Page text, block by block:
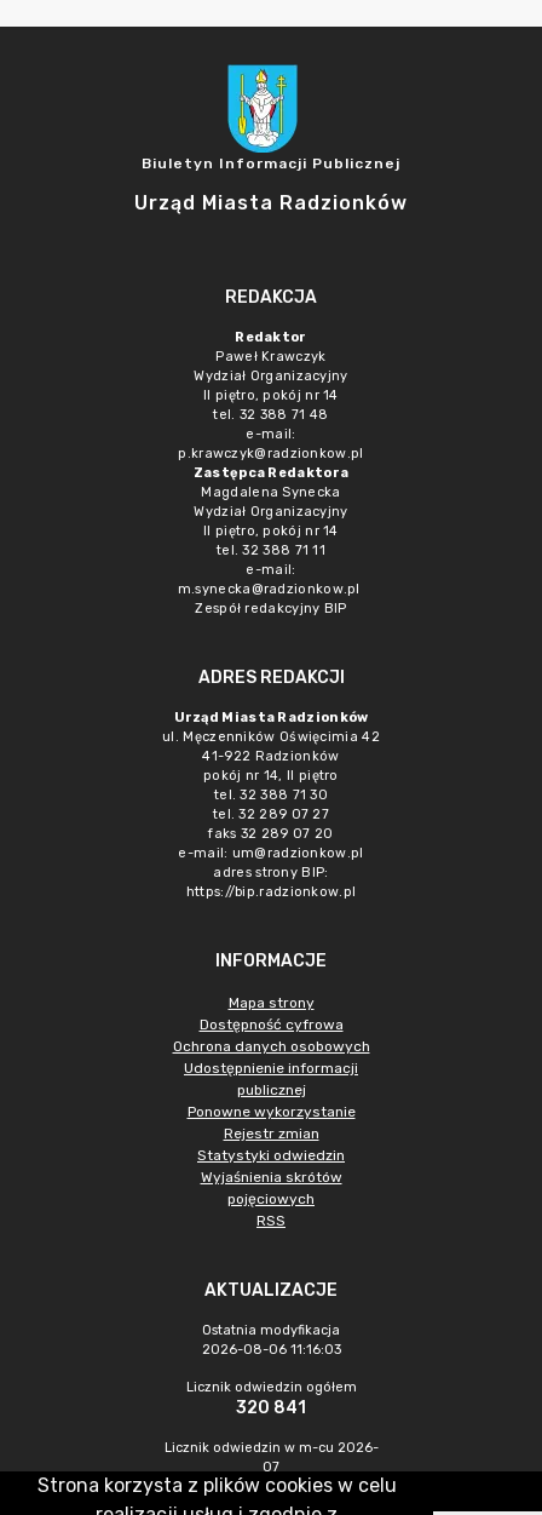
Biuletyn Informacji Publicznej
Urząd Miasta Radzionków
REDAKCJA
Redaktor
Paweł Krawczyk
Wydział Organizacyjny
II piętro, pokój nr 14
tel. 32 388 71 48
e-mail:
p.krawczyk@radzionkow.pl
Zastępca Redaktora
Magdalena Synecka
Wydział Organizacyjny
II piętro, pokój nr 14
tel. 32 388 71 11
e-mail:
m.synecka@radzionkow.pl
Zespół redakcyjny BIP
ADRES REDAKCJI
Urząd Miasta Radzionków
ul. Męczenników Oświęcimia 42
41-922 Radzionków
pokój nr 14, II piętro
tel. 32 388 71 30
tel. 32 289 07 27
faks 32 289 07 20
e-mail: um@radzionkow.pl
adres strony BIP:
https://bip.radzionkow.pl
INFORMACJE
Mapa strony
Dostępność cyfrowa
Ochrona danych osobowych
Udostępnienie informacji
publicznej
Ponowne wykorzystanie
Rejestr zmian
Statystyki odwiedzin
Wyjaśnienia skrótów
pojęciowych
RSS
AKTUALIZACJE
Ostatnia modyfikacja
2026-08-06 11:16:03
Licznik odwiedzin ogółem
320 841
Licznik odwiedzin w m-cu 2026-
07
900
Strona korzysta z plików cookies w celu